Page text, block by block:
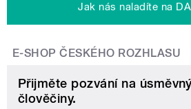
Jak nás naladíte na
E-SHOP ČESKÉHO ROZHLASU
Přijměte pozvání na
člověčiny.